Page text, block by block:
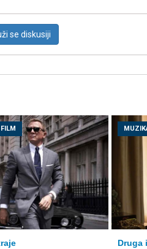
se diskusiji
Druga